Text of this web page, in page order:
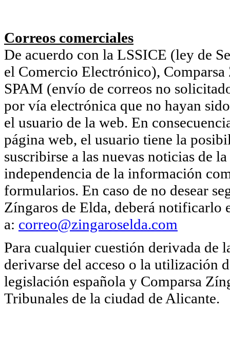
Correos comerciales
De acuerdo con la LSSICE (ley de
el Comercio Electrónico),
SPAM (envío de correos no
por vía electrónica que no hayan
el usuario de la web. En
página web, el usuario tiene la
suscribirse a las nuevas noticias de
independencia de la información
formularios. En caso de no desear
Zíngaros de Elda, deberá notificarlo
a: correo@zingaroselda.com
Para cualquier cuestión derivada
derivarse del acceso o la utilización
legislación española y Comparsa
Tribunales de la ciudad de Alicante.